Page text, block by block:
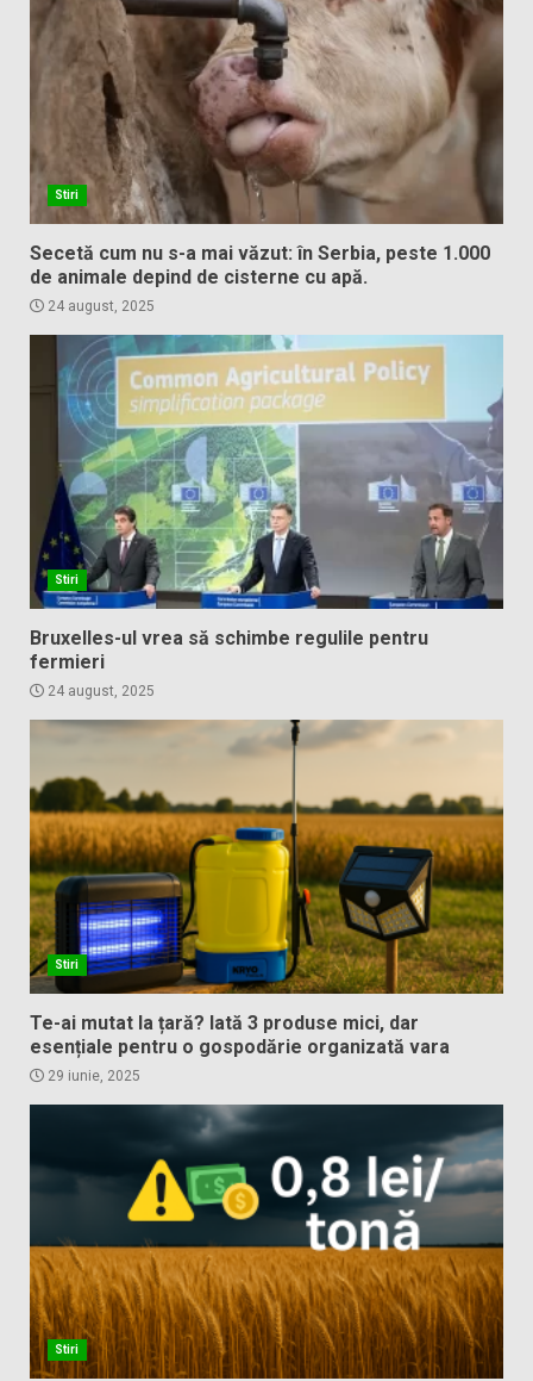
Stiri
Secetă cum nu s-a mai văzut: în Serbia, peste 1.000
de animale depind de cisterne cu apă.
24 august, 2025
Stiri
Bruxelles-ul vrea să schimbe regulile pentru
fermieri
24 august, 2025
Stiri
Te-ai mutat la țară? Iată 3 produse mici, dar
esențiale pentru o gospodărie organizată vara
29 iunie, 2025
Stiri